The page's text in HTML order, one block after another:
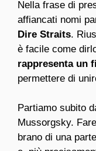
Nella frase di
affiancati nomi
Dire Straits.
è facile come
rappresenta un
permettere di
Partiamo subito
Mussorgsky.
brano di una